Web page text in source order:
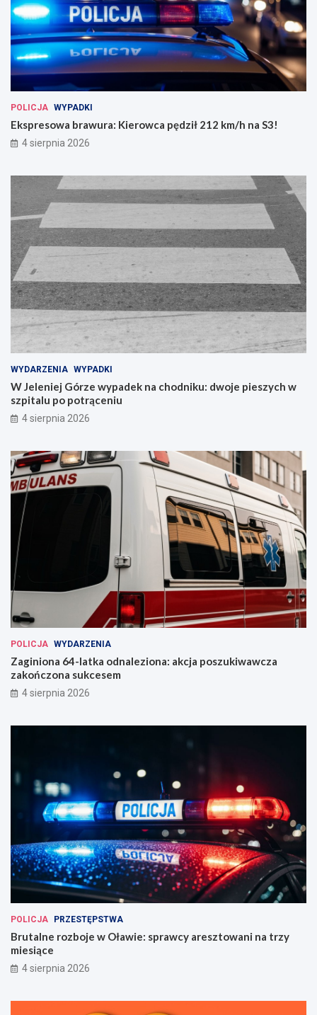
POLICJA WYPADKI
Ekspresowa brawura: Kierowca pędził 212 km/h na S3!
4 sierpnia 2026
WYDARZENIA WYPADKI
W Jeleniej Górze wypadek na chodniku: dwoje pieszych w
szpitalu po potrąceniu
4 sierpnia 2026
POLICJA WYDARZENIA
Zaginiona 64-latka odnaleziona: akcja poszukiwawcza
zakończona sukcesem
4 sierpnia 2026
POLICJA PRZESTĘPSTWA
Brutalne rozboje w Oławie: sprawcy aresztowani na trzy
miesiące
4 sierpnia 2026